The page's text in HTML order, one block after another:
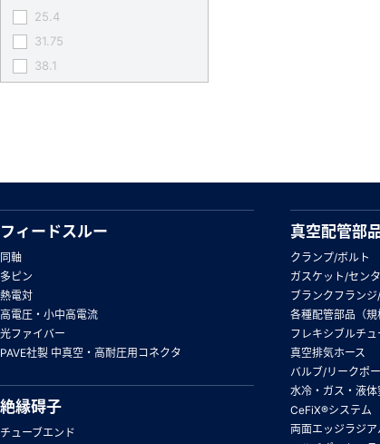
25.4
31.75
38.1
フィードスルー
同軸
多ピン
熱電対
高電圧・小中高電流
光ファイバー
PAVE社製 中真空・高耐圧用コネクタ
絶縁碍子
チューブエンド
真空配管部
クランプ/ボルト
ガスケット/セン
ブランクフラン
各種配管部品（規
フレキシブルチ
真空排気ホース
バルブ/リークポ
水冷・ガス・液
CeFiX®システム
両面エッジラジア